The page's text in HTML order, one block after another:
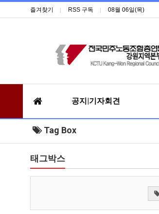
즐겨찾기 RSS 구독 08월 06일(목)
공지|기자회견
Tag Box
태그박스